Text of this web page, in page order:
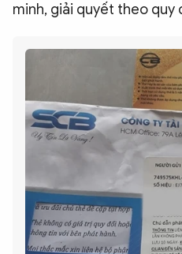
minh, giải quyết theo quy